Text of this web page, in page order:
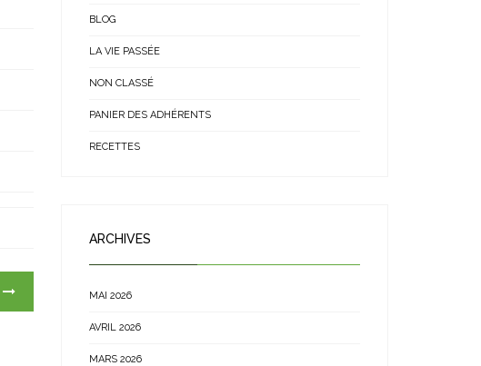
BLOG
LA VIE PASSÉE
NON CLASSÉ
PANIER DES ADHÉRENTS
RECETTES
ARCHIVES
MAI 2026
AVRIL 2026
MARS 2026